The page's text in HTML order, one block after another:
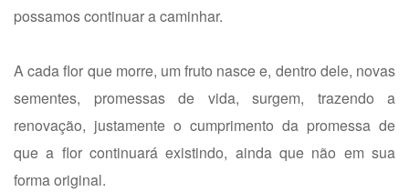
possamos continuar a caminhar.
A cada flor que morre, um fruto nasce e, dentro dele, novas
sementes, promessas de vida, surgem, trazendo a
renovação, justamente o cumprimento da promessa de
que a flor continuará existindo, ainda que não em sua
forma original.